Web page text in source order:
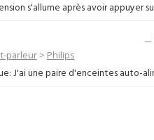
s'allume après avoir appuyer
—
parleur> Philips
J'ai une paire d'enceintes auto-